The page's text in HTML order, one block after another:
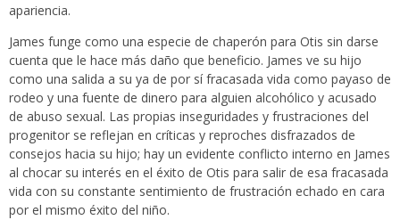
apariencia.
James funge como una especie de chaperón para Otis sin darse
cuenta que le hace más daño que beneficio. James ve su hijo
como una salida a su ya de por sí fracasada vida como payaso de
rodeo y una fuente de dinero para alguien alcohólico y acusado
de abuso sexual. Las propias inseguridades y frustraciones del
progenitor se reflejan en críticas y reproches disfrazados de
consejos hacia su hijo; hay un evidente conflicto interno en James
al chocar su interés en el éxito de Otis para salir de esa fracasada
vida con su constante sentimiento de frustración echado en cara
por el mismo éxito del niño.